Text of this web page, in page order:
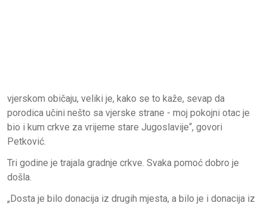
vjerskom običaju, veliki je, kako se to kaže, sevap da
porodica učini nešto sa vjerske strane - moj pokojni otac je
bio i kum crkve za vrijeme stare Jugoslavije“, govori
Petković.
Tri godine je trajala gradnje crkve. Svaka pomoć dobro je
došla.
„Dosta je bilo donacija iz drugih mjesta, a bilo je i donacija iz